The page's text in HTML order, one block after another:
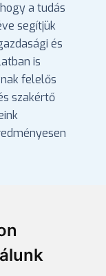
a tudás
segítjük
és
is
felelős
szakértő